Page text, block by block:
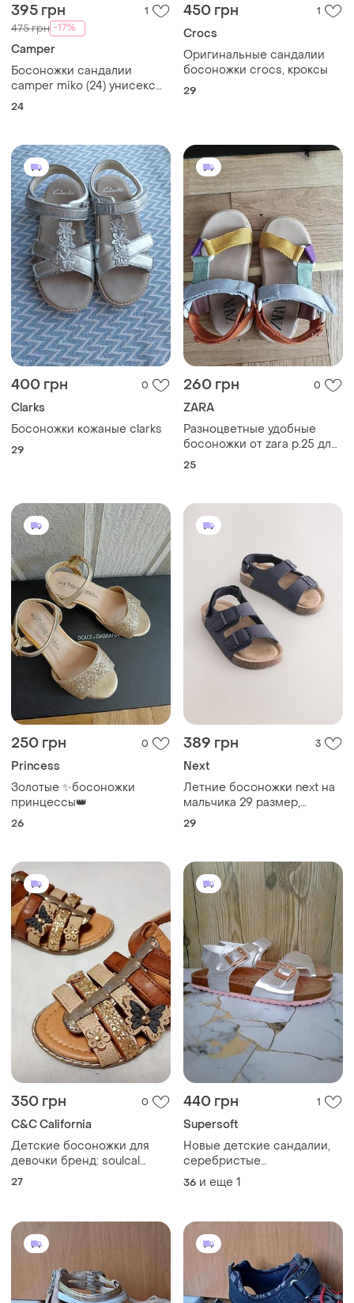
395 грн 1
475 грн -17%
Camper
Босоножки сандалии
camper miko (24) унисекс
из натуральной кожи
24
450 грн 1
Crocs
Оригинальные сандалии
босоножки crocs, кроксы
29
400 грн 0
Clarks
Босоножки кожаные clarks
29
260 грн 0
ZARA
Разноцветные удобные
босоножки от zara р.25 для
девочки
25
250 грн 0
Princess
Золотые ✨босоножки
принцессы👑
26
389 грн 3
Next
Летние босоножки next на
мальчика 29 размер,
стелька 18см
29
350 грн 0
C&C California
Детские босоножки для
девочки бренд: soulcal
&amp; co (california) размер
27
440 грн 1
Supersoft
Новые детские сандалии,
серебристые
подростковые босоножки с
замшевыми стельками,
36 и еще 1